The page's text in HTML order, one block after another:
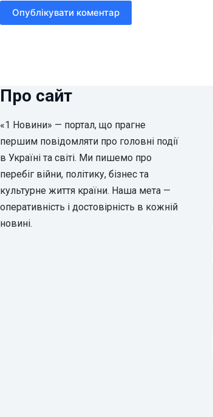
Опублікувати коментар
Про сайт
«1 Новини» — портал, що прагне
першим повідомляти про головні події
в Україні та світі. Ми пишемо про
перебіг війни, політику, бізнес та
культурне життя країни. Наша мета —
оперативність і достовірність в кожній
новині.